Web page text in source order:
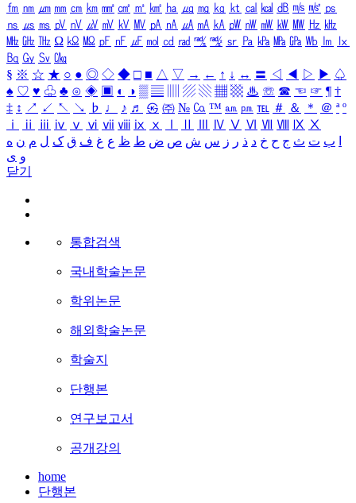
㎙ ㎚ ㎛ ㎜ ㎝ ㎞ ㎟ ㎠ ㎡ ㎢ ㏊ ㎍ ㎎ ㎏ ㏏ ㎈ ㎉ ㏈ ㎧ ㎨ ㎰
㎱ ㎲ ㎳ ㎴ ㎵ ㎶ ㎷ ㎸ ㎹ ㎀ ㎁ ㎂ ㎃ ㎄ ㎺ ㎻ ㎽ ㎾ ㎿ ㎐ ㎑
㎒ ㎓ ㎔ Ω ㏀ ㏁ ㎊ ㎋ ㎌ ㏖ ㏅ ㎭ ㎮ ㎯ ㏛ ㎩ ㎪ ㎫ ㎬ ㏝ ㏐
㏓
㏃ ㏉ ㏜ ㏆
§ ※ ☆ ★ ○ ● ◎ ◇ ◆ □ ■ △ ▽ → ← ↑ ↓ ↔ 〓 ◁ ◀ ▷ ▶ ♤
♠ ♡ ♥ ♧ ♣ ⊙ ◈ ▣ ◐ ◑ ▒ ▤ ▨ ▧ ▦ ▩ ♨ ☏ ☎ ☜ ☞ ¶ †
‡ ↕ ↗ ↙ ↖ ↘ ♭ ♩ ♪ ♬ ㉿ ㈜ № ㏇ ™ ㏂ ㏘ ℡ ＃ ＆ ＊ ＠ ª º
ⅰ
ⅱ ⅲ ⅳ ⅴ ⅵ ⅶ ⅷ ⅸ ⅹ Ⅳ Ⅴ Ⅵ Ⅶ Ⅷ Ⅸ Ⅹ
ب ت ث ج ح خ د ذ ر ز س ش ص ض ط ظ ع غ ف ق ک ل م ن ه
و ی
닫기
통합검색
국내학술논문
학위논문
해외학술논문
학술지
단행본
연구보고서
공개강의
home
단행본